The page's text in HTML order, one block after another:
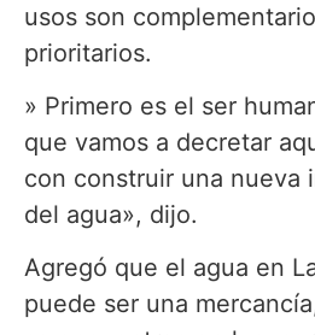
usos son
prioritarios.
» Primero es el ser
que vamos a decretar
con construir una nueva
del agua», dijo.
Agregó que el agua en
puede ser una